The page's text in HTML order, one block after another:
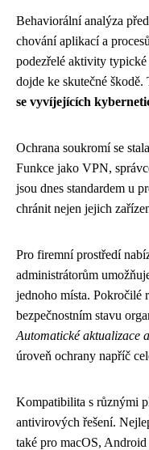
Behaviorální analýza
chování aplikací a
podezřelé aktivity
dojde ke skutečné
se vyvíjejících
Ochrana soukromí se
Funkce jako VPN,
jsou dnes standardem u
chránit nejen jejich
Pro firemní prostředí
administrátorům
jednoho místa. Pokročilé
bezpečnostním stavu
Automatické aktualizace
úroveň ochrany napříč
Kompatibilita s různými
antivirových řešení.
také pro macOS,